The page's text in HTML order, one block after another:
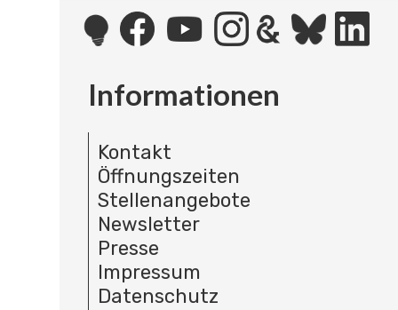
Informationen
Kontakt
Öffnungszeiten
Stellenangebote
Newsletter
Presse
Impressum
Datenschutz